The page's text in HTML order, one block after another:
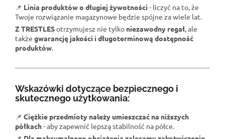
📌 Linia produktów o długiej żywotności - liczyć na to, że
Twoje rozwiązanie magazynowe będzie spójne za wiele lat.
Z TRESTLESotrzymujesz nie tylko niezawodny regał , ale
także gwarancję jakości i długoterminową dostępność
produktów
Wskazówki dotyczące bezpiecznego i
skutecznego użytkowania:
📌 Ciężkie przedmioty należy umieszczać na niższych
półkach- aby zapewnić lepszą stabilność na półce.